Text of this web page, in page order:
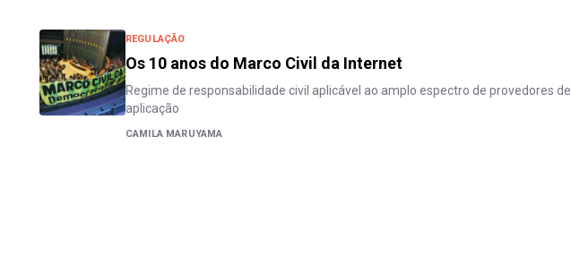
REGULAÇÃO
Os 10 anos do Marco Civil da Internet
Regime de responsabilidade civil aplicável ao amplo espectro de provedores de
aplicação
CAMILA MARUYAMA